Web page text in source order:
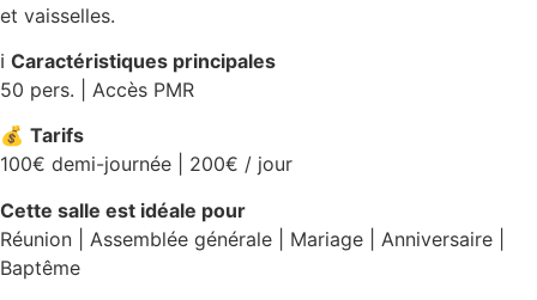
et vaisselles.
ℹ️ Caractéristiques principales
50 pers. | Accès PMR
💰 Tarifs
100€ demi-journée | 200€ / jour
Cette salle est idéale pour
Réunion | Assemblée générale | Mariage | Anniversaire |
Baptême